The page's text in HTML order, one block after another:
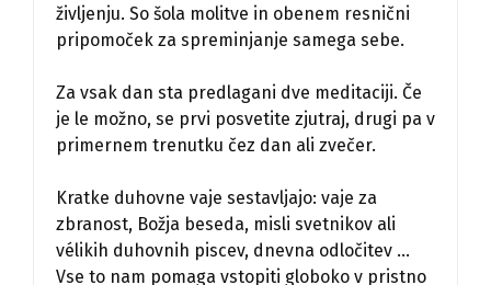
življenju. So šola molitve in obenem resnični
pripomoček za spreminjanje samega sebe.
Za vsak dan sta predlagani dve meditaciji. Če
je le možno, se prvi posvetite zjutraj, drugi pa v
primernem trenutku čez dan ali zvečer.
Kratke duhovne vaje sestavljajo: vaje za
zbranost, Božja beseda, misli svetnikov ali
vélikih duhovnih piscev, dnevna odločitev …
Vse to nam pomaga vstopiti globoko v pristno